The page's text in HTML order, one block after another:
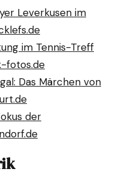
Leverkusen im
im Tennis-Treff
fotos.de
Das Märchen von
der